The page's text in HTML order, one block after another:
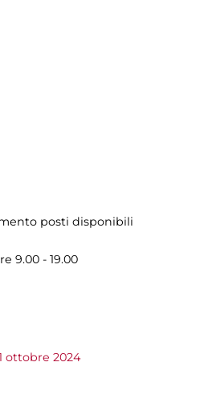
posti disponibili
9.00 - 19.00
ottobre 2024